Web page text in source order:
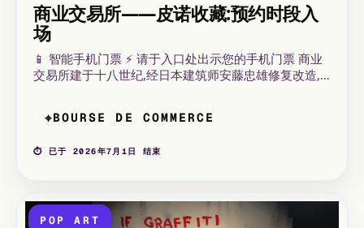
商业交易所——皮诺收藏:预约时段入
场
📱 智能手机门票 ⚡ 请于入口处出示您的手机门票 商业
交易所建于十八世纪,经日本建筑师安藤忠雄修复改造,
⌖BOURSE DE COMMERCE
⏱ 已于 2026年7月1日 结束
POP ART